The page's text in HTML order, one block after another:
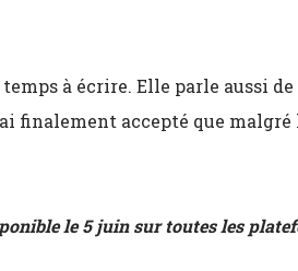
à écrire. Elle parle aussi
finalement accepté que malgré
le 5 juin sur toutes les